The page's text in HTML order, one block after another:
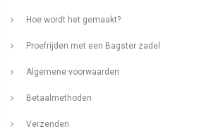
Hoe wordt het gemaakt?
Proefrijden met een Bagster zadel
Algemene voorwaarden
Betaalmethoden
Verzenden